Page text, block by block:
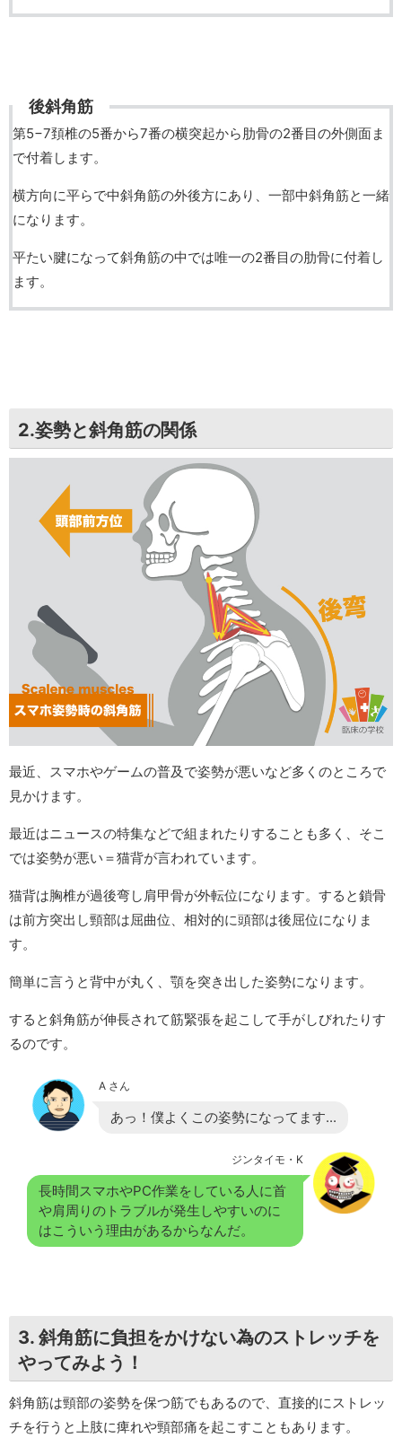
後斜角筋
第5−7頚椎の5番から7番の横突起から肋骨の2番目の外側面ま
で付着します。
横方向に平らで中斜角筋の外後方にあり、一部中斜角筋と一緒
になります。
平たい腱になって斜角筋の中では唯一の2番目の肋骨に付着し
ます。
2.姿勢と斜角筋の関係
最近、スマホやゲームの普及で姿勢が悪いなど多くのところで
見かけます。
最近はニュースの特集などで組まれたりすることも多く、そこ
では姿勢が悪い＝猫背が言われています。
猫背は胸椎が過後弯し肩甲骨が外転位になります。すると鎖骨
は前方突出し頸部は屈曲位、相対的に頭部は後屈位になりま
す。
簡単に言うと背中が丸く、顎を突き出した姿勢になります。
すると斜角筋が伸長されて筋緊張を起こして手がしびれたりす
るのです。
A さん
あっ！僕よくこの姿勢になってます...
ジンタイモ・K
長時間スマホやPC作業をしている人に首
や肩周りのトラブルが発生しやすいのに
はこういう理由があるからなんだ。
3. 斜角筋に負担をかけない為のストレッチを
やってみよう！
斜角筋は頸部の姿勢を保つ筋でもあるので、直接的にストレッ
チを行うと上肢に痺れや頸部痛を起こすこともあります。